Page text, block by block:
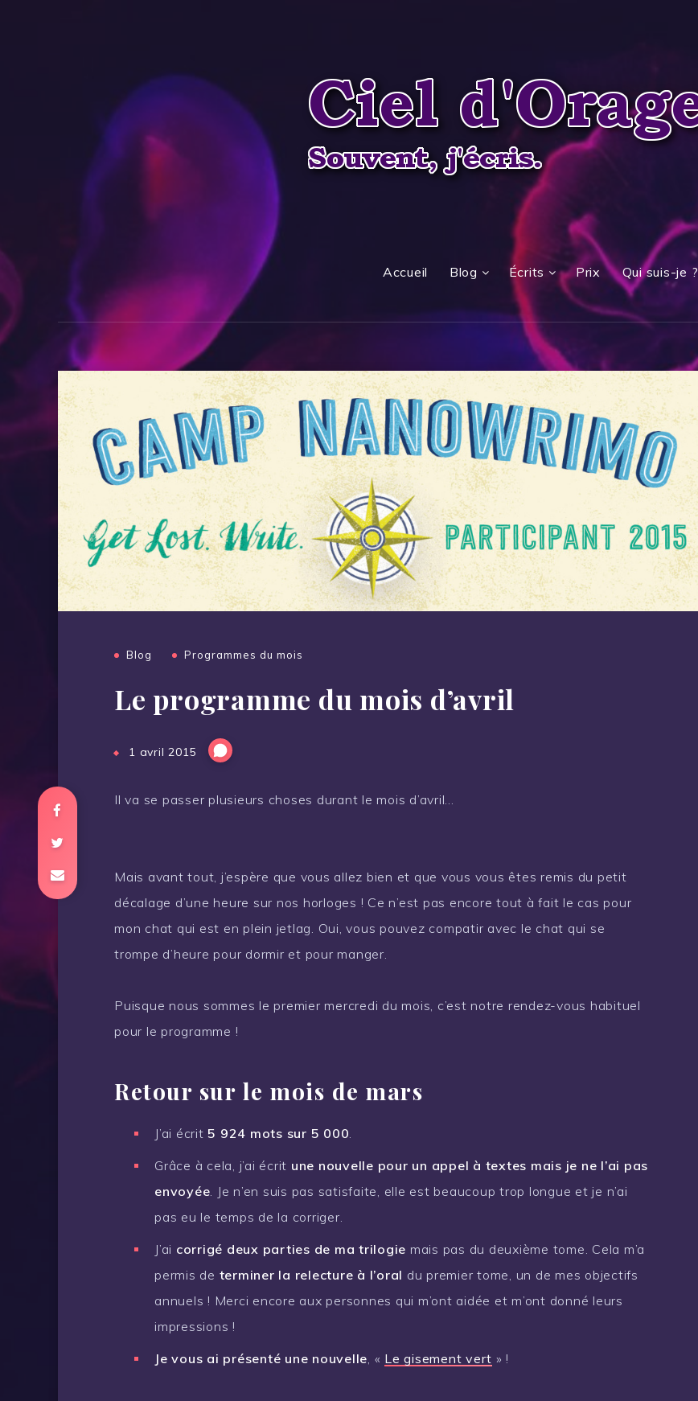
Accueil Blog Écrits Prix Qui suis-je ?
Blog Programmes du mois
Le programme du mois d’avril
1 avril 2015
Il va se passer plusieurs choses durant le mois d’avril…
Mais avant tout, j’espère que vous allez bien et que vous vous êtes remis du petit
décalage d’une heure sur nos horloges ! Ce n’est pas encore tout à fait le cas pour
mon chat qui est en plein jetlag. Oui, vous pouvez compatir avec le chat qui se
trompe d’heure pour dormir et pour manger.
Puisque nous sommes le premier mercredi du mois, c’est notre rendez-vous habituel
pour le programme !
Retour sur le mois de mars
J’ai écrit5 924 mots sur 5 000.
Grâce à cela, j’ai écrit une nouvelle pour un appel à textes mais je ne l’ai pas
envoyée. Je n’en suis pas satisfaite, elle est beaucoup trop longue et je n’ai
pas eu le temps de la corriger.
J’ai corrigé deux parties de ma trilogie mais pas du deuxième tome. Cela m’a
permis de terminer la relecture à l’oral du premier tome, un de mes objectifs
annuels ! Merci encore aux personnes qui m’ont aidée et m’ont donné leurs
impressions !
Je vous ai présenté une nouvelle, « Le gisement vert » !